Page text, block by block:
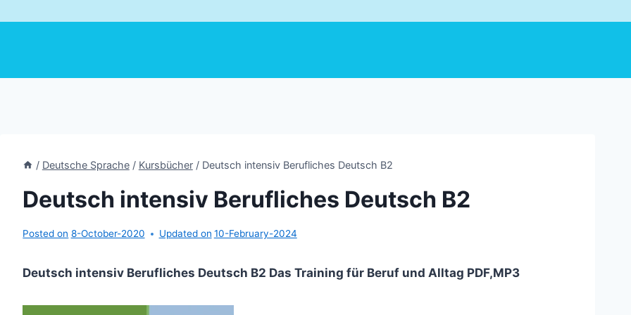
/ Deutsche Sprache / Kursbücher / Deutsch intensiv Berufliches Deutsch B2
Deutsch intensiv Berufliches Deutsch B2
Posted on 8-October-2020 Updated on 10-February-2024
Deutsch intensiv Berufliches Deutsch B2 Das Training für Beruf und Alltag PDF,MP3